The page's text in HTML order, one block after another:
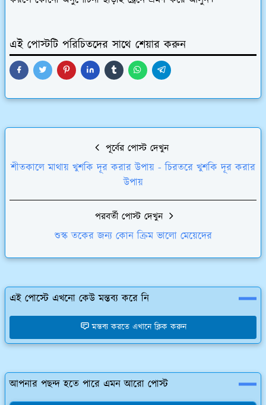
এই পোস্টটি পরিচিতদের সাথে শেয়ার করুন
পূর্বের পোস্ট দেখুন
শীতকালে মাথায় খুশকি দূর করার উপায় - চিরতরে খুশকি দূর করার
উপায়
পরবর্তী পোস্ট দেখুন
শুস্ক তকের জন্য কোন ক্রিম ভালো মেয়েদের
এই পোস্টে এখনো কেউ মন্তব্য করে নি
মন্তব্য করতে এখানে ক্লিক করুন
আপনার পছন্দ হতে পারে এমন আরো পোস্ট